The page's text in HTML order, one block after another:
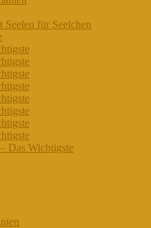
Seelen für Seelchen
Das Wichtigste